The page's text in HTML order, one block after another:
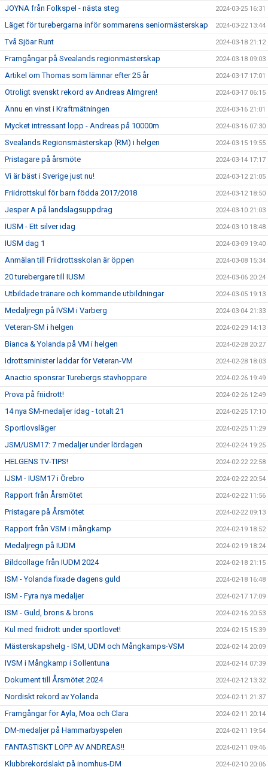
JOYNA från Folkspel - nästa steg 2024-03-25 16:31
Läget för turebergarna inför sommarens seniormästerskap 2024-03-22 13:44
Två Sjöar Runt 2024-03-18 21:12
Framgångar på Svealands regionmästerskap 2024-03-18 09:03
Artikel om Thomas som lämnar efter 25 år 2024-03-17 17:01
Otroligt svenskt rekord av Andreas Almgren! 2024-03-17 06:15
Ännu en vinst i Kraftmätningen 2024-03-16 21:01
Mycket intressant lopp - Andreas på 10000m 2024-03-16 07:30
Svealands Regionsmästerskap (RM) i helgen 2024-03-15 19:55
Pristagare på årsmöte 2024-03-14 17:17
Vi är bäst i Sverige just nu! 2024-03-12 21:05
Friidrottskul för barn födda 2017/2018 2024-03-12 18:50
Jesper A på landslagsuppdrag 2024-03-10 21:03
IUSM - Ett silver idag 2024-03-10 18:48
IUSM dag 1 2024-03-09 19:40
Anmälan till Friidrottsskolan är öppen 2024-03-08 15:34
20 turebergare till IUSM 2024-03-06 20:24
Utbildade tränare och kommande utbildningar 2024-03-05 19:13
Medaljregn på IVSM i Varberg 2024-03-04 21:33
Veteran-SM i helgen 2024-02-29 14:13
Bianca & Yolanda på VM i helgen 2024-02-28 20:27
Idrottsminister laddar för Veteran-VM 2024-02-28 18:03
Anactio sponsrar Turebergs stavhoppare 2024-02-26 19:49
Prova på friidrott! 2024-02-26 12:49
14 nya SM-medaljer idag - totalt 21 2024-02-25 17:10
Sportlovsläger 2024-02-25 11:29
JSM/USM17: 7 medaljer under lördagen 2024-02-24 19:25
HELGENS TV-TIPS! 2024-02-22 22:58
IJSM - IUSM17 i Örebro 2024-02-22 20:54
Rapport från Årsmötet 2024-02-22 11:56
Pristagare på Årsmötet 2024-02-22 09:13
Rapport från VSM i mångkamp 2024-02-19 18:52
Medaljregn på IUDM 2024-02-19 18:24
Bildcollage från IUDM 2024 2024-02-18 21:15
ISM - Yolanda fixade dagens guld 2024-02-18 16:48
ISM - Fyra nya medaljer 2024-02-17 17:09
ISM - Guld, brons & brons 2024-02-16 20:53
Kul med friidrott under sportlovet! 2024-02-15 15:39
Mästerskapshelg - ISM, UDM och Mångkamps-VSM 2024-02-14 20:09
IVSM i Mångkamp i Sollentuna 2024-02-14 07:39
Dokument till Årsmötet 2024 2024-02-12 13:32
Nordiskt rekord av Yolanda 2024-02-11 21:37
Framgångar för Ayla, Moa och Clara 2024-02-11 20:14
DM-medaljer på Hammarbyspelen 2024-02-11 19:54
FANTASTISKT LOPP AV ANDREAS!! 2024-02-11 09:46
Klubbrekordslakt på inomhus-DM 2024-02-10 20:06